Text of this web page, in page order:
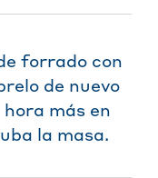
forrado con
de nuevo
más en
la masa.